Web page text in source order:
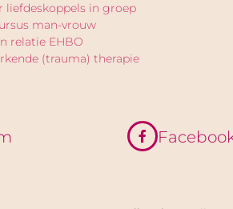
liefdeskoppels in groep
man-vrouw
relatie EHBO
(trauma) therapie